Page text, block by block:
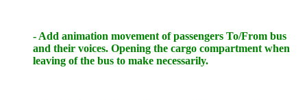
- Add animation movement of passengers To/From bus
and their voices. Opening the cargo compartment when
leaving of the bus to make necessarily.